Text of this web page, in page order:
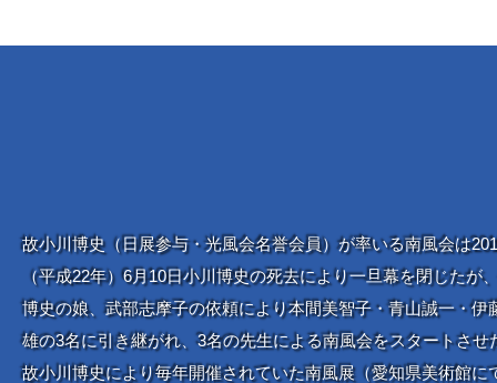
故小川博史（日展参与・光風会名誉会員）が率いる南風会は
（平成22年）6月10日小川博史の死去により一旦幕を閉じたが
博史の娘、武部志摩子の依頼により本間美智子・青山誠一・伊
雄の3名に引き継がれ、3名の先生による南風会をスタートさせ
故小川博史により毎年開催されていた南風展（愛知県美術館に